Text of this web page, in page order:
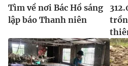
® Cấm sao chép dưới mọi hình
thuận bằng văn bản. Ghi rõ nguồn
thông tin từ website này.
Tìm về nơi Bác Hồ sáng
lập báo Thanh niên